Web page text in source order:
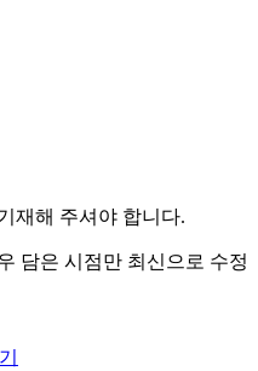
재해 주셔야 합니다.
담은 시점만 최신으로 수정